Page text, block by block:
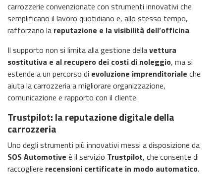
carrozzerie convenzionate con strumenti innovativi che
semplificano il lavoro quotidiano e, allo stesso tempo,
rafforzano la reputazione e la visibilità dell’officina.
Il supporto non si limita alla gestione dellavettura
sostitutiva e al recupero dei costi di noleggio, ma si
estende a un percorso di evoluzione imprenditoriale che
aiuta la carrozzeria a migliorare organizzazione,
comunicazione e rapporto con il cliente.
Trustpilot: la reputazione digitale della
carrozzeria
Uno degli strumenti più innovativi messi a disposizione da
SOS Automotive è il servizio Trustpilot, che consente di
raccogliere recensioni certificate in modo automatico.